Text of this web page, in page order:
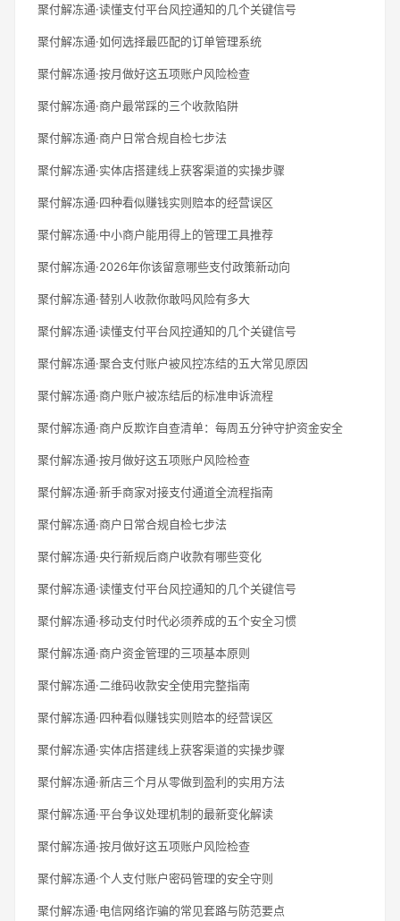
聚付解冻通·读懂支付平台风控通知的几个关键信号
聚付解冻通·如何选择最匹配的订单管理系统
聚付解冻通·按月做好这五项账户风险检查
聚付解冻通·商户最常踩的三个收款陷阱
聚付解冻通·商户日常合规自检七步法
聚付解冻通·实体店搭建线上获客渠道的实操步骤
聚付解冻通·四种看似赚钱实则赔本的经营误区
聚付解冻通·中小商户能用得上的管理工具推荐
聚付解冻通·2026年你该留意哪些支付政策新动向
聚付解冻通·替别人收款你敢吗风险有多大
聚付解冻通·读懂支付平台风控通知的几个关键信号
聚付解冻通·聚合支付账户被风控冻结的五大常见原因
聚付解冻通·商户账户被冻结后的标准申诉流程
聚付解冻通·商户反欺诈自查清单：每周五分钟守护资金安全
聚付解冻通·按月做好这五项账户风险检查
聚付解冻通·新手商家对接支付通道全流程指南
聚付解冻通·商户日常合规自检七步法
聚付解冻通·央行新规后商户收款有哪些变化
聚付解冻通·读懂支付平台风控通知的几个关键信号
聚付解冻通·移动支付时代必须养成的五个安全习惯
聚付解冻通·商户资金管理的三项基本原则
聚付解冻通·二维码收款安全使用完整指南
聚付解冻通·四种看似赚钱实则赔本的经营误区
聚付解冻通·实体店搭建线上获客渠道的实操步骤
聚付解冻通·新店三个月从零做到盈利的实用方法
聚付解冻通·平台争议处理机制的最新变化解读
聚付解冻通·按月做好这五项账户风险检查
聚付解冻通·个人支付账户密码管理的安全守则
聚付解冻通·电信网络诈骗的常见套路与防范要点